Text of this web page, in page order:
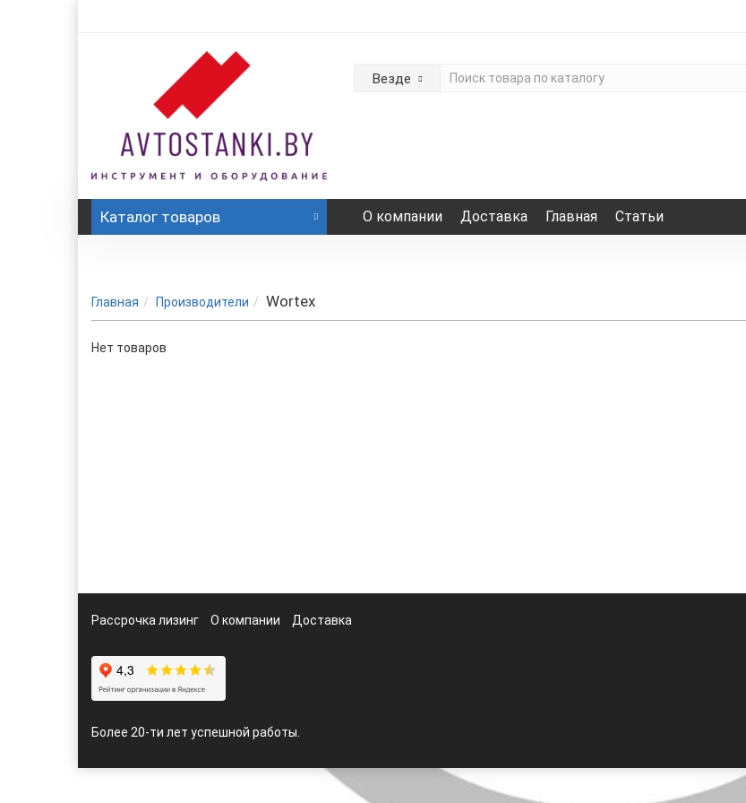
Везде
Каталог товаров О компании Доставка Главная Статьи
Главная Производители Wortex
Нет товаров
Рассрочка лизинг О компании Доставка
Более 20-ти лет успешной работы.